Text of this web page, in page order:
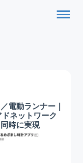
dehaze
電動ランナー｜
ネットワーク
時に実現